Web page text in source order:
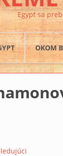
Egypt sa
OKOM